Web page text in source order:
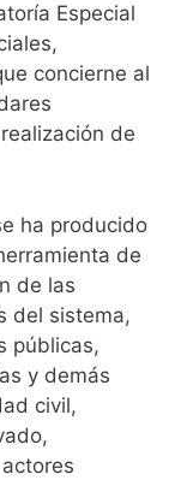
Especial
concierne al
de
ha producido
de
de las
del sistema,
públicas,
y demás
civil,